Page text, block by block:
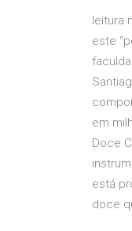
leitura
este
em
Doce
está
doce